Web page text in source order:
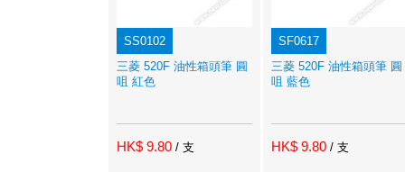
SS0102
三菱 520F 油性箱頭筆 圓
咀 紅色
HK$ 9.80 / 支
SF0617
三菱 520F 油性箱頭筆 圓
咀 藍色
HK$ 9.80 / 支